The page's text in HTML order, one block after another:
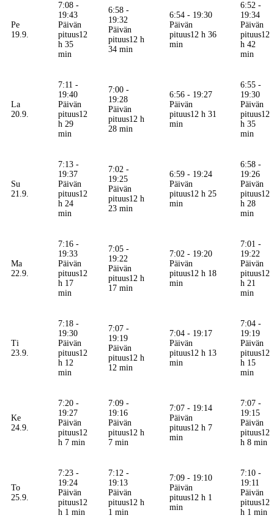
Pe
19.9.
7:08 -
19:43
Päivän
pituus12
h 35
min
6:58 -
19:32
Päivän
pituus12 h
34 min
6:54 - 19:30
Päivän
pituus12 h 36
min
6:52 -
19:34
Päivän
pituus12
h 42
min
La
20.9.
7:11 -
19:40
Päivän
pituus12
h 29
min
7:00 -
19:28
Päivän
pituus12 h
28 min
6:56 - 19:27
Päivän
pituus12 h 31
min
6:55 -
19:30
Päivän
pituus12
h 35
min
Su
21.9.
7:13 -
19:37
Päivän
pituus12
h 24
min
7:02 -
19:25
Päivän
pituus12 h
23 min
6:59 - 19:24
Päivän
pituus12 h 25
min
6:58 -
19:26
Päivän
pituus12
h 28
min
Ma
22.9.
7:16 -
19:33
Päivän
pituus12
h 17
min
7:05 -
19:22
Päivän
pituus12 h
17 min
7:02 - 19:20
Päivän
pituus12 h 18
min
7:01 -
19:22
Päivän
pituus12
h 21
min
Ti
23.9.
7:18 -
19:30
Päivän
pituus12
h 12
min
7:07 -
19:19
Päivän
pituus12 h
12 min
7:04 - 19:17
Päivän
pituus12 h 13
min
7:04 -
19:19
Päivän
pituus12
h 15
min
Ke
24.9.
7:20 -
19:27
Päivän
pituus12
h 7 min
7:09 -
19:16
Päivän
pituus12 h
7 min
7:07 - 19:14
Päivän
pituus12 h 7
min
7:07 -
19:15
Päivän
pituus12
h 8 min
To
25.9.
7:23 -
19:24
Päivän
pituus12
h 1 min
7:12 -
19:13
Päivän
pituus12 h
1 min
7:09 - 19:10
Päivän
pituus12 h 1
min
7:10 -
19:11
Päivän
pituus12
h 1 min